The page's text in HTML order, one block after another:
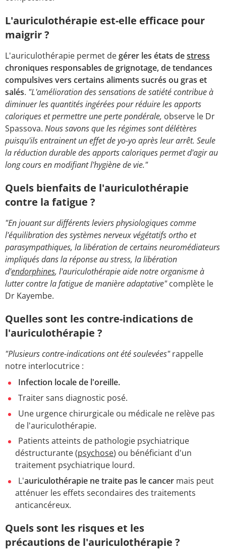
L'auriculothérapie est-elle efficace pour
maigrir ?
L'auriculothérapie permet degérer les états destress
chroniques responsables de grignotage, de tendances
compulsives vers certains aliments sucrés ou gras et
salés. "L'amélioration des sensations de satiété contribue à
diminuer les quantités ingérées pour réduire les apports
caloriques et permettre une perte pondérale, observe le Dr
Spassova. Nous savons que les régimes sont délétères
puisqu'ils entrainent un effet de yo-yo après leur arrêt. Seule
la réduction durable des apports caloriques permet d'agir au
long cours en modifiant l'hygiène de vie."
Quels bienfaits de l'auriculothérapie
contre la fatigue ?
"En jouant sur différents leviers physiologiques comme
l'équilibration des systèmes nerveux végétatifs ortho et
parasympathiques, la libération de certains neuromédiateurs
impliqués dans la réponse au stress, la libération
d'endorphines, l'auriculothérapie aide notre organisme à
lutter contre la fatigue de manière adaptative"complète le
Dr Kayembe.
Quelles sont les contre-indications de
l'auriculothérapie ?
"Plusieurs contre-indications ont été soulevées"rappelle
notre interlocutrice :
Infection locale de l'oreille.
Traiter sans diagnostic posé.
Une urgence chirurgicale ou médicale ne relève pas
de l'auriculothérapie.
Patients atteints de pathologie psychiatrique
déstructurante (psychose) ou bénéficiant d'un
traitement psychiatrique lourd.
L'auriculothérapie ne traite pas le cancer mais peut
atténuer les effets secondaires des traitements
anticancéreux.
Quels sont les risques et les
précautions de l'auriculothérapie ?